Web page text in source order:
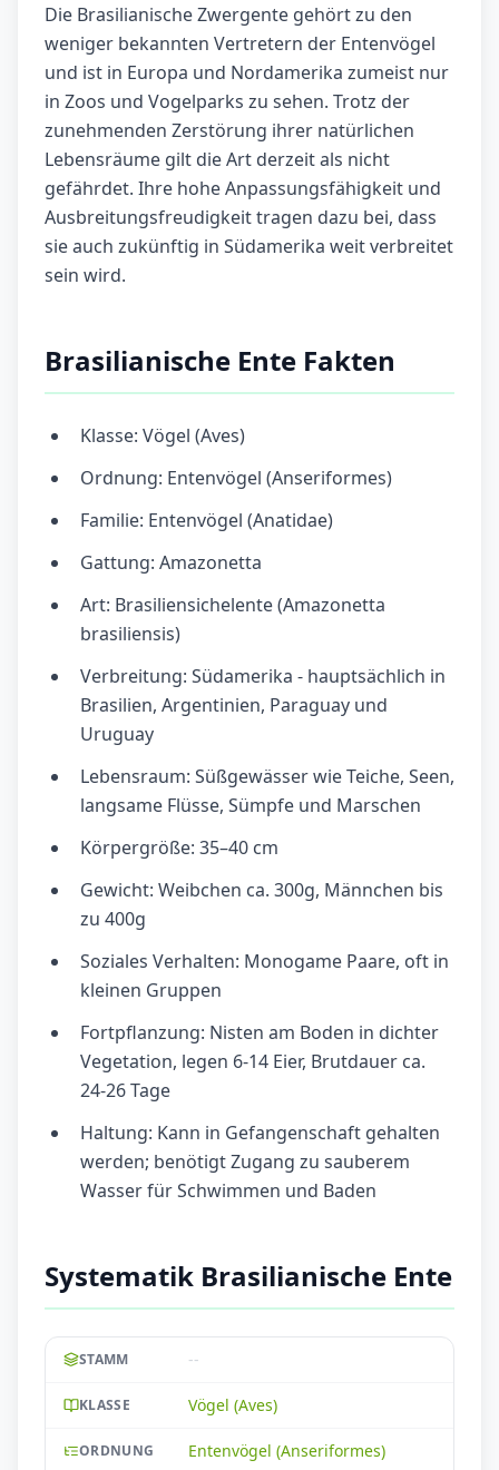
Die Brasilianische Zwergente gehört zu den
weniger bekannten Vertretern der Entenvögel
und ist in Europa und Nordamerika zumeist nur
in Zoos und Vogelparks zu sehen. Trotz der
zunehmenden Zerstörung ihrer natürlichen
Lebensräume gilt die Art derzeit als nicht
gefährdet. Ihre hohe Anpassungsfähigkeit und
Ausbreitungsfreudigkeit tragen dazu bei, dass
sie auch zukünftig in Südamerika weit verbreitet
sein wird.
Brasilianische Ente Fakten
Klasse: Vögel (Aves)
Ordnung: Entenvögel (Anseriformes)
Familie: Entenvögel (Anatidae)
Gattung: Amazonetta
Art: Brasiliensichelente (Amazonetta
brasiliensis)
Verbreitung: Südamerika - hauptsächlich in
Brasilien, Argentinien, Paraguay und
Uruguay
Lebensraum: Süßgewässer wie Teiche, Seen,
langsame Flüsse, Sümpfe und Marschen
Körpergröße: 35–40 cm
Gewicht: Weibchen ca. 300g, Männchen bis
zu 400g
Soziales Verhalten: Monogame Paare, oft in
kleinen Gruppen
Fortpflanzung: Nisten am Boden in dichter
Vegetation, legen 6-14 Eier, Brutdauer ca.
24-26 Tage
Haltung: Kann in Gefangenschaft gehalten
werden; benötigt Zugang zu sauberem
Wasser für Schwimmen und Baden
Systematik Brasilianische Ente
STAMM --
KLASSE Vögel (Aves)
ORDNUNG Entenvögel (Anseriformes)